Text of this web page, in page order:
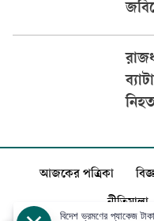
আজকের পত্রিকা
নীতিমালা
বিদেশ ভ্রমণের প্যাকেজ